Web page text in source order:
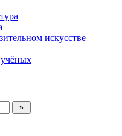
искусстве